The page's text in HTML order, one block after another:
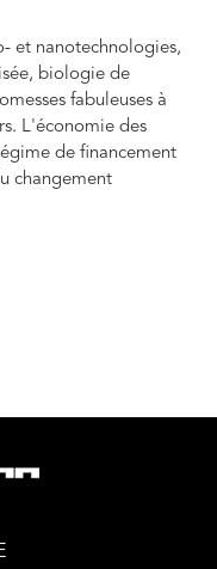
et nanotechnologies,
biologie de
fabuleuses à
L'économie des
de financement
changement
financières
Cet
les formes
de
des droits de
qu'une forme de
avec les besoins